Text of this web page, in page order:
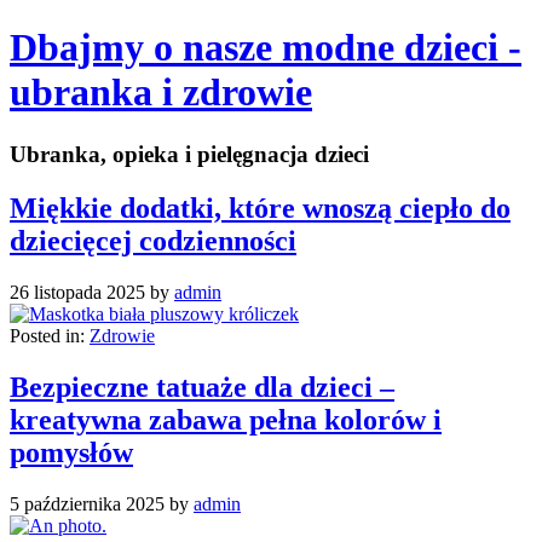
Dbajmy o nasze modne dzieci -
ubranka i zdrowie
Ubranka, opieka i pielęgnacja dzieci
Miękkie dodatki, które wnoszą ciepło do
dziecięcej codzienności
26 listopada 2025 by admin
Posted in: Zdrowie
Bezpieczne tatuaże dla dzieci –
kreatywna zabawa pełna kolorów i
pomysłów
5 października 2025 by admin